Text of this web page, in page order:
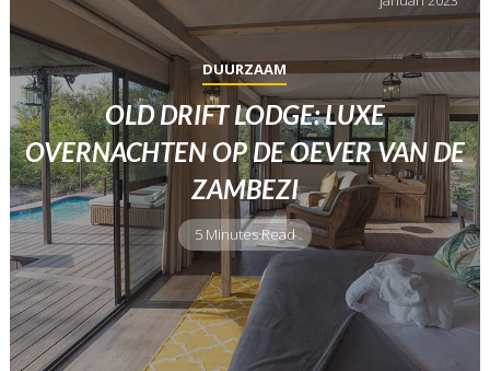
DUURZAAM
OLD DRIFT LODGE: LUXE
OVERNACHTEN OP DE OEVER VAN DE
ZAMBEZI
5 Minutes Read